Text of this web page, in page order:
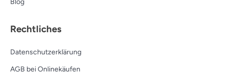
Blog
Rechtliches
Datenschutzerklärung
AGB bei Onlinekäufen